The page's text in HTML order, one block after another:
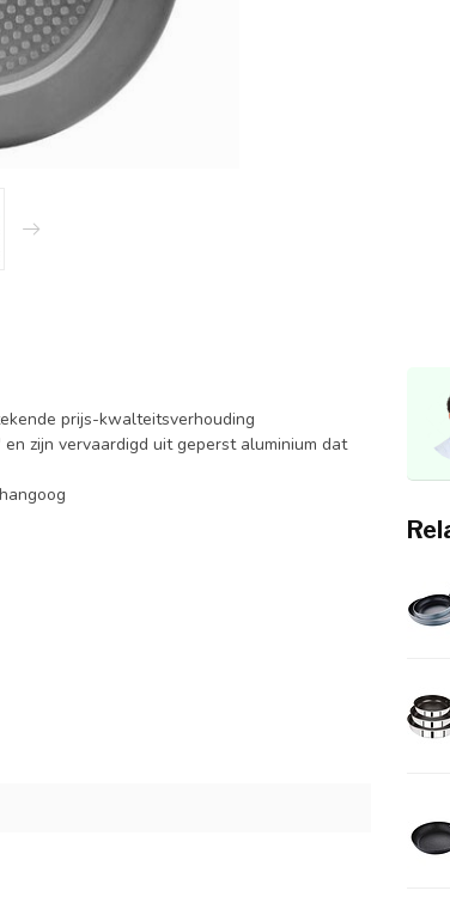
prijs-kwalteitsverhouding
zijn vervaardigd uit geperst aluminium dat